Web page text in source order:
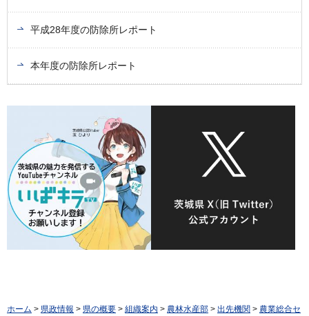
平成28年度の防除所レポート
本年度の防除所レポート
ホーム > 県政情報 > 県の概要 > 組織案内 > 農林水産部 > 出先機関 > 農業総合セ